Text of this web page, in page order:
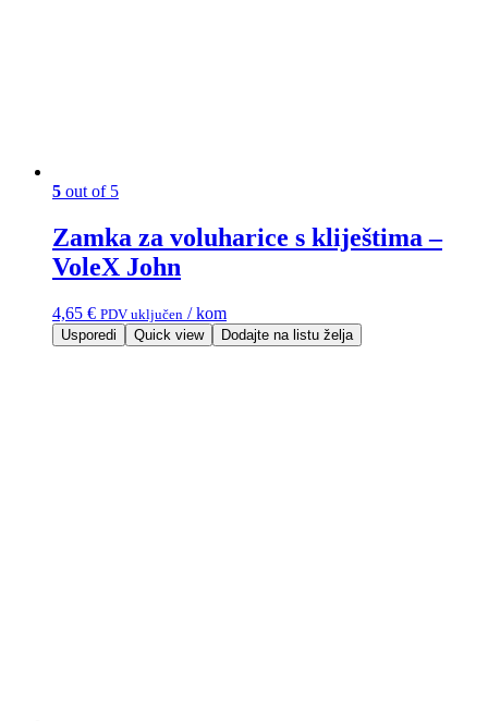
5 out of 5
Zamka za voluharice s kliještima –
VoleX John
4,65 € PDV uključen / kom
Usporedi Quick view Dodajte na listu želja